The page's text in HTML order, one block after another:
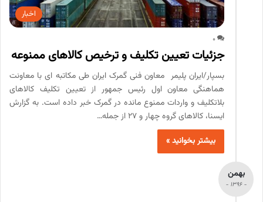
اخبار
0
جزئیات تعیین تکلیف و ترخیص کالاهای ممنوعه
بسپار/ایران پلیمر معاون فنی گمرک ایران طی مکاتبه ای با معاونت
هماهنگی معاون اول رئیس جمهور از تعیین تکلیف کالاهای
بلاتکلیف و واردات ممنوع مانده در گمرک خبر داده است. به گزارش
ایسنا، کالاهای گروه چهار و ۲۷ از جمله…
بیشتر بخوانید »
بهمن
- 1396 -